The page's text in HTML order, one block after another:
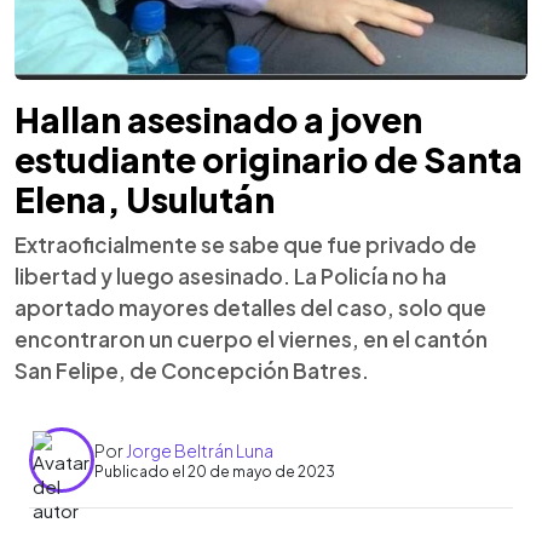
Hallan asesinado a joven
estudiante originario de Santa
Elena, Usulután
Extraoficialmente se sabe que fue privado de
libertad y luego asesinado. La Policía no ha
aportado mayores detalles del caso, solo que
encontraron un cuerpo el viernes, en el cantón
San Felipe, de Concepción Batres.
Por Jorge Beltrán Luna
Publicado el 20 de mayo de 2023